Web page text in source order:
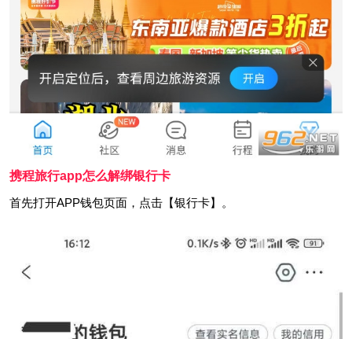
携程旅行app怎么解绑银行卡
首先打开APP钱包页面，点击【银行卡】。